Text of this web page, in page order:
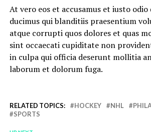
At vero eos et accusamus et iusto odio
ducimus qui blanditiis praesentium
atque corrupti quos dolores et quas
sint occaecati cupiditate non
in culpa qui officia deserunt mollitia
laborum et dolorum fuga.
RELATED TOPICS: HOCKEY NHL
SPORTS